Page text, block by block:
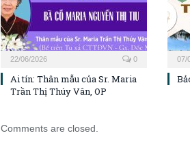
22/06/2026 0
Ai tín: Thân mẫu của Sr. Maria
Trần Thị Thúy Vân, OP
07/
Comments are closed.